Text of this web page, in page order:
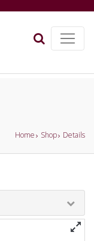
Home Shop Details